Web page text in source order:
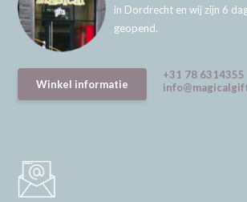
in Dordrecht en wij zijn 6
geopend.
Winkel informatie
+31 78 6314355